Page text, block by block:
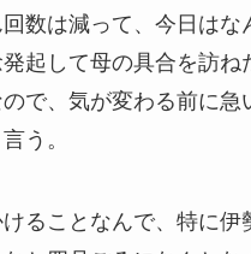
数は減って、今日はな
起して母の具合を訪ね
で、気が変わる前に急
う。
ることなんで、特に伊